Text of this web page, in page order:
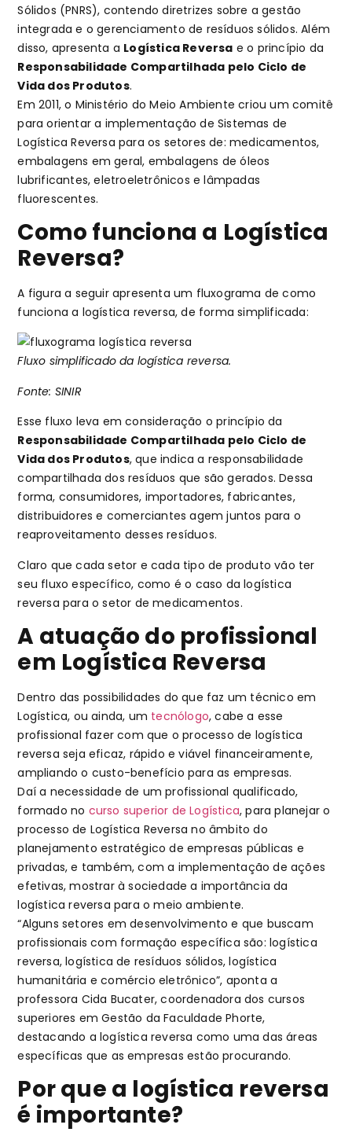
Sólidos (PNRS), contendo diretrizes sobre a gestão
integrada e o gerenciamento de resíduos sólidos. Além
disso, apresenta a Logística Reversa e o princípio da
Responsabilidade Compartilhada pelo Ciclo de
Vida dos Produtos.
Em 2011, o Ministério do Meio Ambiente criou um comitê
para orientar a implementação de Sistemas de
Logística Reversa para os setores de: medicamentos,
embalagens em geral, embalagens de óleos
lubrificantes, eletroeletrônicos e lâmpadas
fluorescentes.
Como funciona a Logística
Reversa?
A figura a seguir apresenta um fluxograma de como
funciona a logística reversa, de forma simplificada:
Fluxo simplificado da logística reversa.
Fonte: SINIR
Esse fluxo leva em consideração o princípio da
Responsabilidade Compartilhada pelo Ciclo de
Vida dos Produtos, que indica a responsabilidade
compartilhada dos resíduos que são gerados. Dessa
forma, consumidores, importadores, fabricantes,
distribuidores e comerciantes agem juntos para o
reaproveitamento desses resíduos.
Claro que cada setor e cada tipo de produto vão ter
seu fluxo específico, como é o caso da logística
reversa para o setor de medicamentos.
A atuação do profissional
em Logística Reversa
Dentro das possibilidades do que faz um técnico em
Logística, ou ainda, um tecnólogo, cabe a esse
profissional fazer com que o processo de logística
reversa seja eficaz, rápido e viável financeiramente,
ampliando o custo-benefício para as empresas.
Daí a necessidade de um profissional qualificado,
formado no curso superior de Logística, para planejar o
processo de Logística Reversa no âmbito do
planejamento estratégico de empresas públicas e
privadas, e também, com a implementação de ações
efetivas, mostrar à sociedade a importância da
logística reversa para o meio ambiente.
“Alguns setores em desenvolvimento e que buscam
profissionais com formação específica são: logística
reversa, logística de resíduos sólidos, logística
humanitária e comércio eletrônico”, aponta a
professora Cida Bucater, coordenadora dos cursos
superiores em Gestão da Faculdade Phorte,
destacando a logística reversa como uma das áreas
específicas que as empresas estão procurando.
Por que a logística reversa
é importante?